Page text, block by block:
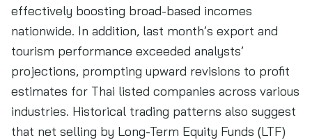
effectively boosting broad-based incomes
nationwide. In addition, last month’s export and
tourism performance exceeded analysts’
projections, prompting upward revisions to profit
estimates for Thai listed companies across various
industries. Historical trading patterns also suggest
that net selling by Long-Term Equity Funds (LTF)